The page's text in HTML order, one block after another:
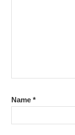
Name *